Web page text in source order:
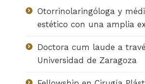
Otorrinolaringóloga y
estético con una amplia
Doctora cum laude a
Universidad de Zaragoza